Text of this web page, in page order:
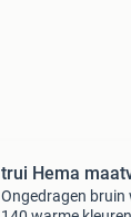
trui Hema
Ongedragen